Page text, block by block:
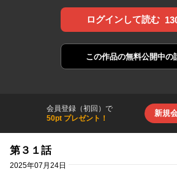
ログインして読む
この作品の無料公開中の
会員登録（初回）で
50pt プレゼント！
新規
第３１話
2025年07月24日